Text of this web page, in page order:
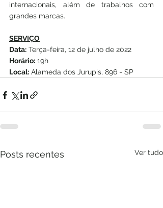
internacionais, além de trabalhos com
grandes marcas.
SERVIÇO
Data: Terça-feira, 12 de julho de 2022
Horário: 19h
Local: Alameda dos Jurupis, 896 - SP
Posts recentes Ver tudo